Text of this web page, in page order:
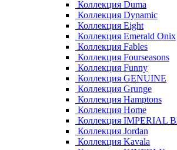
Коллекция Duma
Коллекция Dynamic
Коллекция Eight
Коллекция Emerald Onix
Коллекция Fables
Коллекция Fourseasons
Коллекция Funny
Коллекция GENUINE
Коллекция Grunge
Коллекция Hamptons
Коллекция Home
Коллекция IMPERIAL
Коллекция Jordan
Коллекция Kavala